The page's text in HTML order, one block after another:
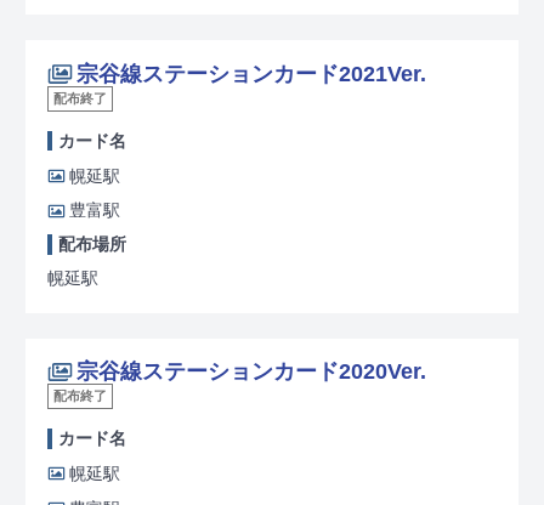
宗谷線ステーションカード2021Ver.
配布終了
カード名
幌延駅
豊富駅
配布場所
幌延駅
宗谷線ステーションカード2020Ver.
配布終了
カード名
幌延駅